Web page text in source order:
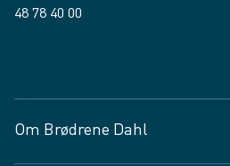
48 78 40 00
Om Brødrene Dahl